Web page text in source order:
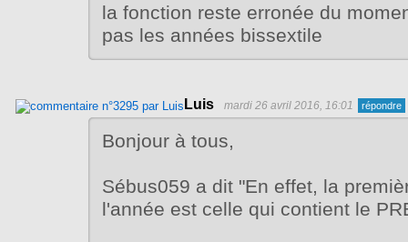
la fonction reste erronée du
pas les années bissextile
Luis mardi 26 avril 2016, 16:01
Bonjour à tous,
Sébus059 a dit "En effet, la
l'année est celle qui contient le